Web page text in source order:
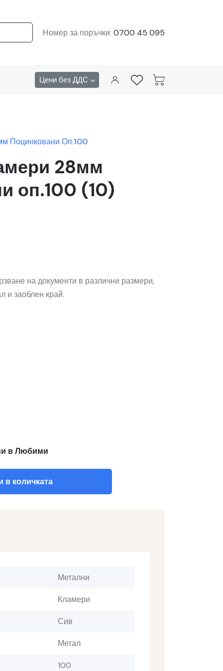
Номер за поръчки: 0700 45 095
Цени без ДДС
Поцинковани Оп.100
28мм
оп.100 (10)
на документи в различни размери,
и заоблен край.
в Любими
в количката
Метални
Кламери
Сив
Метал
100